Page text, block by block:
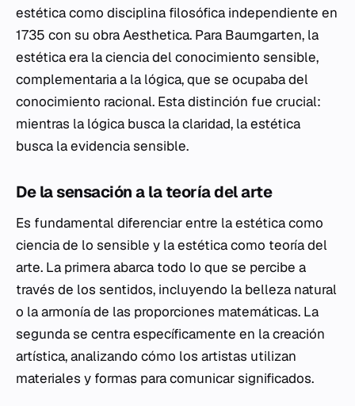
estética como disciplina filosófica independiente en
1735 con su obraAesthetica. Para Baumgarten, la
estética era la ciencia del conocimiento sensible,
complementaria a la lógica, que se ocupaba del
conocimiento racional. Esta distinción fue crucial:
mientras la lógica busca la claridad, la estética
busca la evidencia sensible.
De la sensación a la teoría del arte
Es fundamental diferenciar entre la estética como
ciencia de lo sensible y la estética como teoría del
arte. La primera abarca todo lo que se percibe a
través de los sentidos, incluyendo la belleza natural
o la armonía de las proporciones matemáticas. La
segunda se centra específicamente en la creación
artística, analizando cómo los artistas utilizan
materiales y formas para comunicar significados.